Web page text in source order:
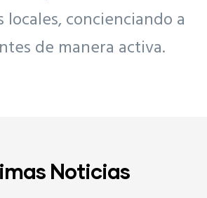
locales, concienciando a
de manera activa.
Noticias